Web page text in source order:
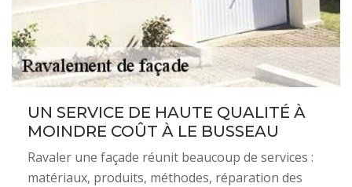
UN SERVICE DE HAUTE QUALITÉ À
MOINDRE COÛT À LE BUSSEAU
Ravaler une façade réunit beaucoup de services :
matériaux, produits, méthodes, réparation des